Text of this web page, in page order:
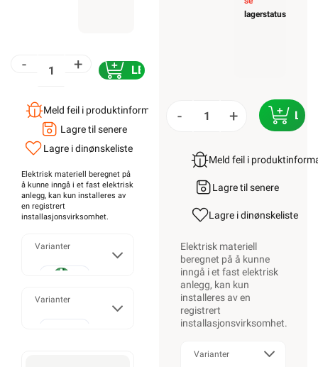
- + LEGG I HANDLEKURV
Meld feil i produktinformasjonen?
Lagre til senere
Lagre i dinønskeliste
Elektrisk materiell beregnet på
å kunne inngå i et fast elektrisk
anlegg, kan kun installeres av
en registrert
installasjonsvirksomhet.
Varianter
Varianter
lagerstatus
- +
Meld feil i
Lagre til senere
Lagre i dinønskeliste
Elektrisk materiell
beregnet på å kunne
inngå i et fast elektrisk
anlegg, kan kun
installeres av en
registrert
installasjonsvirksomhet.
Varianter